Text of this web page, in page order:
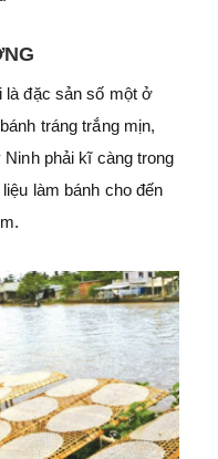
đặc sản số một ở
tráng trắng mịn,
phải kĩ càng trong
làm bánh cho đến